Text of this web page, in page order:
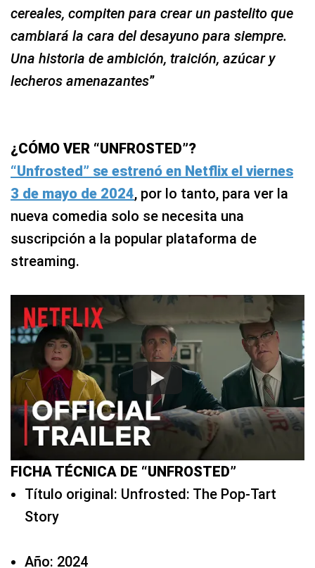
cereales, compiten para crear un pastelito que
cambiará la cara del desayuno para siempre.
Una historia de ambición, traición, azúcar y
lecheros amenazantes”
¿CÓMO VER “UNFROSTED”?
“Unfrosted” se estrenó en Netflix el viernes
3 de mayo de 2024, por lo tanto, para ver la
nueva comedia solo se necesita una
suscripción a la popular plataforma de
streaming.
FICHA TÉCNICA DE “UNFROSTED”
Título original: Unfrosted: The Pop-Tart
Story
Año: 2024